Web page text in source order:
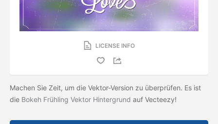
LICENSE INFO
Machen Sie Zeit, um die Vektor-Version zu überprüfen. Es ist
die Bokeh Frühling Vektor Hintergrund auf Vecteezy!